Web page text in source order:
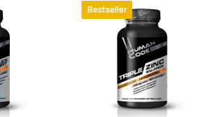
Bestseller